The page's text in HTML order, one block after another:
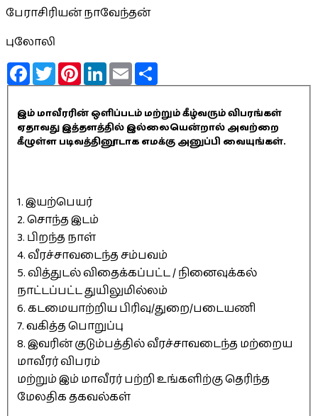
பேராசிரியன் நாவேந்தன்
புலோலி
FacebookTwitterPinterestLinkedInEmail
இம் மாவீரரின் ஒளிப்படம் மற்றும் கீழ்வரும் விபரங்கள்
ஏதாவது இத்தளத்தில் இல்லையென்றால் அவற்றை
கீழுள்ள படிவத்தினூடாக எமக்கு அனுப்பி வையுங்கள்.
1. இயற்பெயர்
2. சொந்த இடம்
3. பிறந்த நாள்
4. வீரச்சாவடைந்த சம்பவம்
5. வித்துடல் விதைக்கப்பட்ட / நினைவுக்கல்
நாட்டப்பட்ட துயிலுமில்லம்
6. கடமையாற்றிய பிரிவு/துறை/படையணி
7. வகித்த பொறுப்பு
8. இவரின் குடும்பத்தில் வீரச்சாவடைந்த மற்றைய
மாவீரர் விபரம்
மற்றும் இம் மாவீரர் பற்றி உங்களிற்கு தெரிந்த
மேலதிக தகவல்கள்